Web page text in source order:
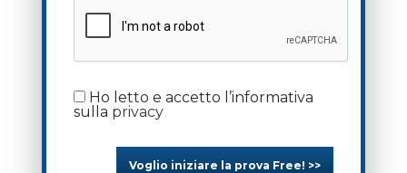
Ho letto e accetto l’informativa
sulla privacy
Voglio iniziare la prova Free! >>